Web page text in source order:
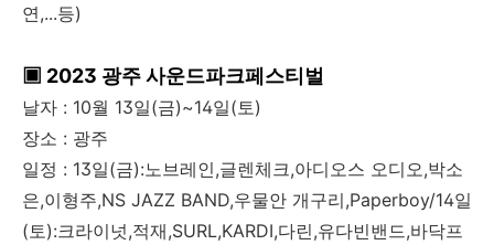
연,...등)
▣ 2023 광주 사운드파크페스티벌
날자 : 10월 13일(금)~14일(토)
장소 : 광주
일정 : 13일(금):노브레인,글렌체크,아디오스 오디오,박소
은,이형주,NS JAZZ BAND,우물안 개구리,Paperboy/14일
(토):크라이넛,적재,SURL,KARDI,다린,유다빈밴드,바닥프